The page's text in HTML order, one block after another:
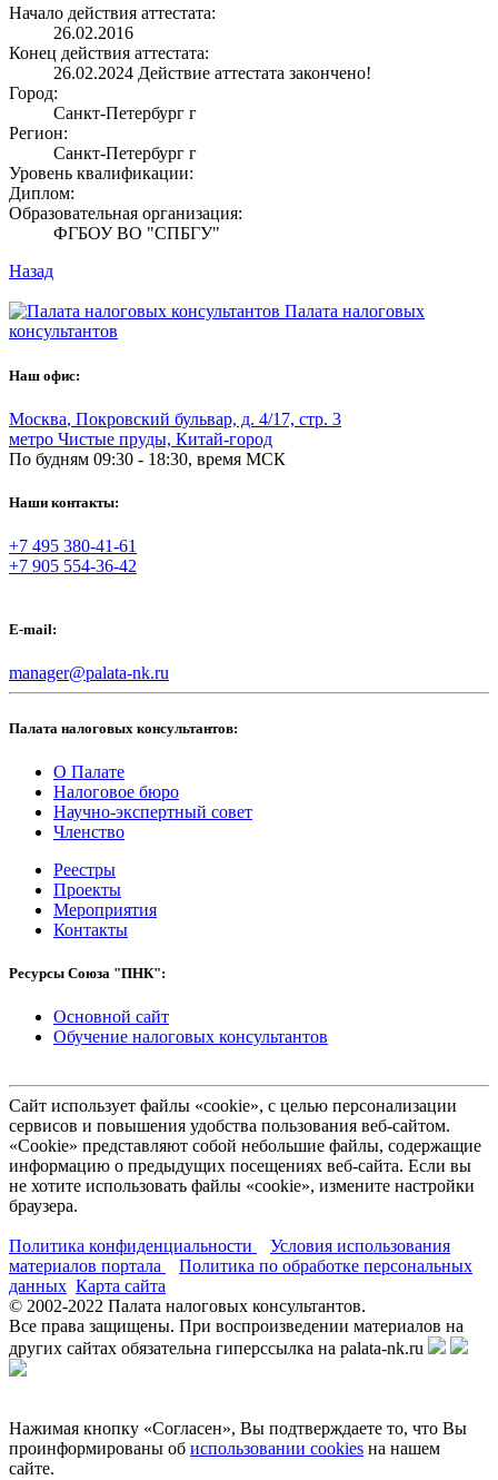
Начало действия аттестата:
26.02.2016
Конец действия аттестата:
26.02.2024 Действие аттестата закончено!
Город:
Санкт-Петербург г
Регион:
Санкт-Петербург г
Уровень квалификации:
Диплом:
Образовательная организация:
ФГБОУ ВО "СПБГУ"
Назад
Палата налоговых
консультантов
Наш офис:
Москва, Покровский бульвар, д. 4/17, стр. 3
метро Чистые пруды, Китай-город
По будням 09:30 - 18:30, время МСК
Наши контакты:
+7 495 380-41-61
+7 905 554-36-42
E-mail:
manager@palata-nk.ru
Палата налоговых консультантов:
О Палате
Налоговое бюро
Научно-экспертный совет
Членство
Реестры
Проекты
Мероприятия
Контакты
Ресурсы Союза "ПНК":
Основной сайт
Обучение налоговых консультантов
Сайт использует файлы «cookie», с целью персонализации
сервисов и повышения удобства пользования веб-сайтом.
«Cookie» представляют собой небольшие файлы, содержащие
информацию о предыдущих посещениях веб-сайта. Если вы
не хотите использовать файлы «cookie», измените настройки
браузера.
Политика конфиденциальности
Условия использования
материалов портала
Политика по обработке персональных
данных Карта сайта
© 2002-2022 Палата налоговых консультантов.
Все права защищены. При воспроизведении материалов на
других сайтах обязательна гиперссылка на palata-nk.ru
Нажимая кнопку «Согласен», Вы подтверждаете то, что Вы
проинформированы об использовании cookies на нашем
сайте.